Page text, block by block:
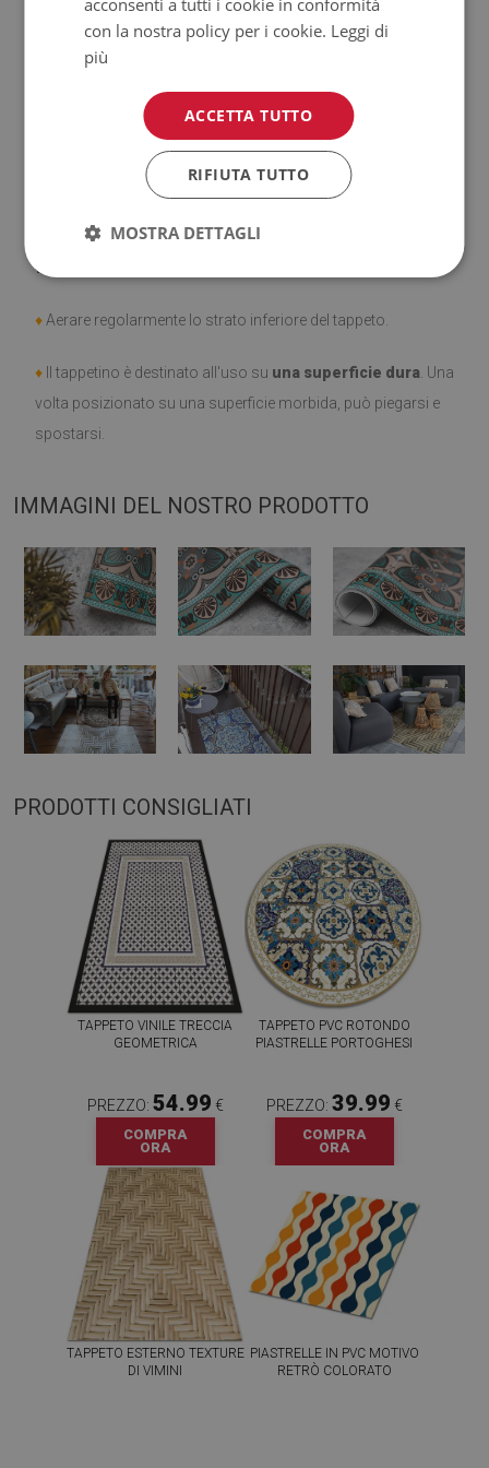
all'acqua.
Si ricorda che i danni causati dall'uso dovuto al trascorrere
del tempo (es. abrasioni) non sono soggetti a reclami.
Come prendersi cura del prodotto?
Pulire con un panno umido —non usare prodotti chimici
forti.
♦ Aerare regolarmente lo strato inferiore del tappeto.
♦ Il tappetino è destinato all'uso su una superficie dura . Una
volta posizionato su una superficie morbida, può piegarsi e
spostarsi.
IMMAGINI DEL NOSTRO PRODOTTO
PRODOTTI CONSIGLIATI
TAPPETO VINILE TRECCIA
GEOMETRICA
PREZZO: 54.99 €
COMPRA
ORA
TAPPETO PVC ROTONDO
PIASTRELLE PORTOGHESI
PREZZO: 39.99 €
COMPRA
ORA
TAPPETO ESTERNO TEXTURE
DI VIMINI
PIASTRELLE IN PVC MOTIVO
RETRÒ COLORATO
acconsenti a tutti i cookie in conformità
con la nostra policy per i cookie. Leggi di
più
ACCETTA TUTTO
RIFIUTA TUTTO
MOSTRA DETTAGLI